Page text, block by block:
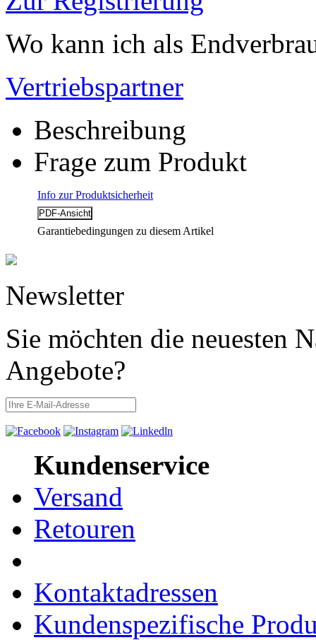
Wo kann ich als
Vertriebspartner
Beschreibung
Frage zum Produkt
Info zur Produktsicherheit
Garantiebedingungen zu diesem Artikel
Newsletter
Sie möchten die neuesten
Angebote?
Kundenservice
Versand
Retouren
Kontaktadressen
Kundenspezifische